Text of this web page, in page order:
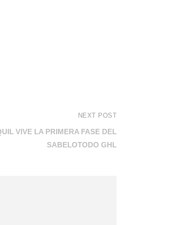
NEXT POST
VIVE LA PRIMERA FASE DEL
SABELOTODO GHL